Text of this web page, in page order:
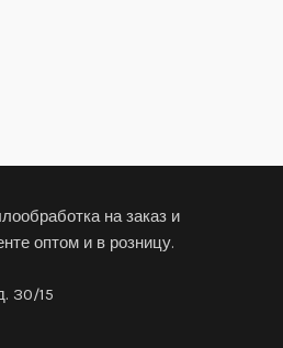
на заказ и
оптом и в розницу.
30/15